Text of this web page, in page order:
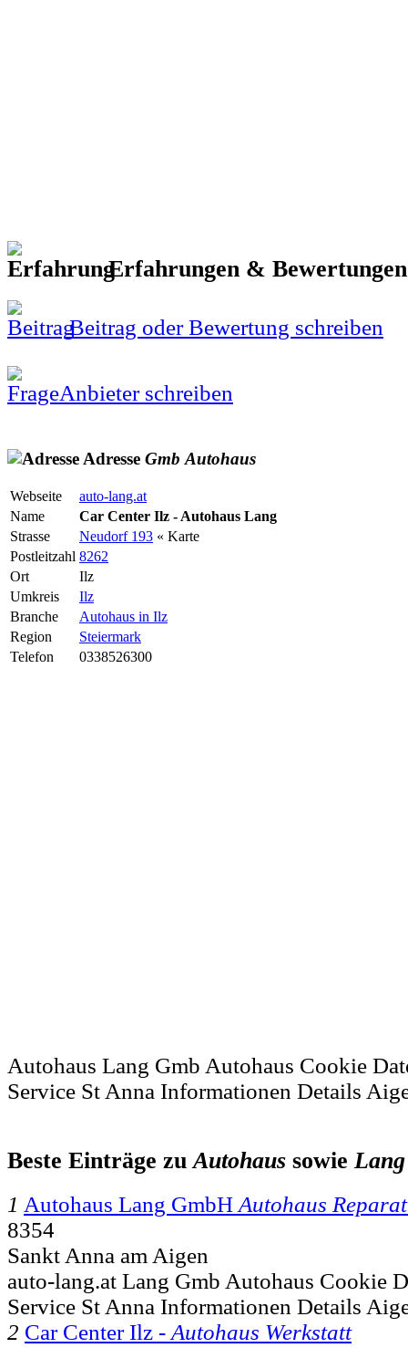
Erfahrungen &
Beitrag oder Bewertung schreiben
Anbieter schreiben
Adresse Gmb Autohaus
Webseite
auto-lang.at
Name
Car Center Ilz - Autohaus Lang
Strasse
Neudorf 193 « Karte
Postleitzahl 8262
Ort
Ilz
Umkreis
Ilz
Branche
Autohaus in Ilz
Region
Steiermark
Telefon
0338526300
Autohaus Lang Gmb Autohaus Cookie
Service St Anna Informationen Details
Beste Einträge zuAutohaus sowieLang
1 Autohaus Lang GmbH Autohaus
8354
Sankt Anna am Aigen
auto-lang.at Lang Gmb Autohaus Cookie
Service St Anna Informationen Details
2 Car Center Ilz - Autohaus Werkstatt